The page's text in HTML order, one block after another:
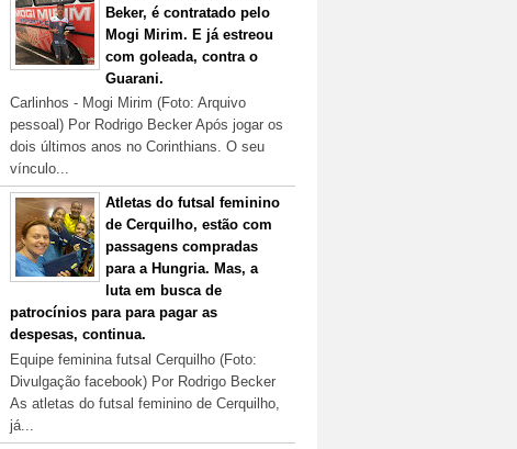
Beker, é contratado pelo
Mogi Mirim. E já estreou
com goleada, contra o
Guarani.
Carlinhos - Mogi Mirim (Foto: Arquivo
pessoal) Por Rodrigo Becker Após jogar os
dois últimos anos no Corinthians. O seu
vínculo...
Atletas do futsal feminino
de Cerquilho, estão com
passagens compradas
para a Hungria. Mas, a
luta em busca de
patrocínios para para pagar as
despesas, continua.
Equipe feminina futsal Cerquilho (Foto:
Divulgação facebook) Por Rodrigo Becker
As atletas do futsal feminino de Cerquilho,
já...